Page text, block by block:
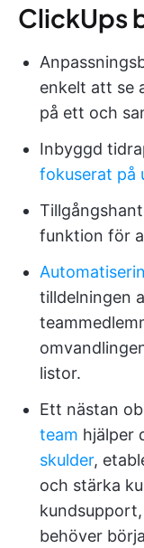
ClickUps
enkelt att se
på ett och
Inbyggd
fokuserat på
funktion för
tilldelningen
listor.
Ett nästan
team hjälper
skulder,
och stärka
behöver